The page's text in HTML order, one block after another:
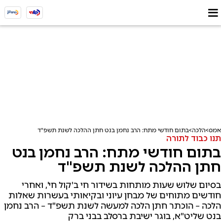
אמס הלכה בתום חודשי מתח: הרב נחמן בנט חתן ההלכה לשנת תשפ"ד
תנו כבוד לתורה
בתום חודשי מתח: הרב נחמן בנט
חתן ההלכה לשנת תשפ"ד
בסיום שלוש שעות מותחות בשידור חי ב'קול חי', ואחרי
חודשים מתוחים של מבחן עיוני ובקיאותי בעשרות שאלות
הלכה – הוכתר חתן הלכה למעשה לשנת תשפ"ד – הרב נחמן
בנט שליט"א, בוגר ישיבת ברסלב בבני ברק